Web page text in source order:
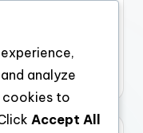
дизайны и
analyze
cookies to
Accept All